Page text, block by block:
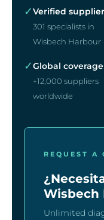
✓Verified
301 specialists in
Wisbech Harbour
✓Global coverage
+12,000 suppliers
worldwide
REQUEST A
Wisbech
Unlimited